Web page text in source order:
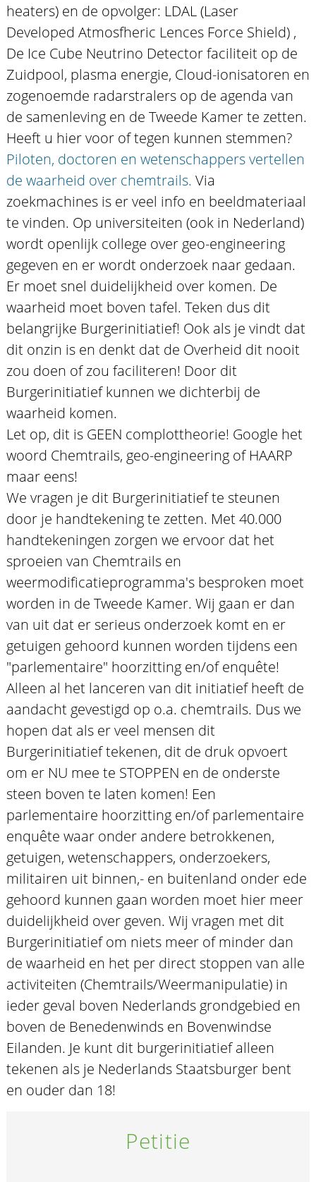
heaters) en de opvolger: LDAL (Laser
Developed Atmosfheric Lences Force Shield) ,
De Ice Cube Neutrino Detector faciliteit op de
Zuidpool, plasma energie, Cloud-ionisatoren en
zogenoemde radarstralers op de agenda van
de samenleving en de Tweede Kamer te zetten.
Heeft u hier voor of tegen kunnen stemmen?
Piloten, doctoren en wetenschappers vertellen
de waarheid over chemtrails. Via
zoekmachines is er veel info en beeldmateriaal
te vinden. Op universiteiten (ook in Nederland)
wordt openlijk college over geo-engineering
gegeven en er wordt onderzoek naar gedaan.
Er moet snel duidelijkheid over komen. De
waarheid moet boven tafel. Teken dus dit
belangrijke Burgerinitiatief! Ook als je vindt dat
dit onzin is en denkt dat de Overheid dit nooit
zou doen of zou faciliteren! Door dit
Burgerinitiatief kunnen we dichterbij de
waarheid komen.
Let op, dit is GEEN complottheorie! Google het
woord Chemtrails, geo-engineering of HAARP
maar eens!
We vragen je dit Burgerinitiatief te steunen
door je handtekening te zetten. Met 40.000
handtekeningen zorgen we ervoor dat het
sproeien van Chemtrails en
weermodificatieprogramma's besproken moet
worden in de Tweede Kamer. Wij gaan er dan
van uit dat er serieus onderzoek komt en er
getuigen gehoord kunnen worden tijdens een
"parlementaire" hoorzitting en/of enquête!
Alleen al het lanceren van dit initiatief heeft de
aandacht gevestigd op o.a. chemtrails. Dus we
hopen dat als er veel mensen dit
Burgerinitiatief tekenen, dit de druk opvoert
om er NU mee te STOPPEN en de onderste
steen boven te laten komen! Een
parlementaire hoorzitting en/of parlementaire
enquête waar onder andere betrokkenen,
getuigen, wetenschappers, onderzoekers,
militairen uit binnen,- en buitenland onder ede
gehoord kunnen gaan worden moet hier meer
duidelijkheid over geven. Wij vragen met dit
Burgerinitiatief om niets meer of minder dan
de waarheid en het per direct stoppen van alle
activiteiten (Chemtrails/Weermanipulatie) in
ieder geval boven Nederlands grondgebied en
boven de Benedenwinds en Bovenwindse
Eilanden. Je kunt dit burgerinitiatief alleen
tekenen als je Nederlands Staatsburger bent
en ouder dan 18!
Petitie